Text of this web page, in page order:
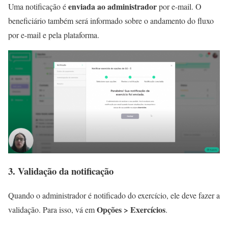
Uma notificação éenviada ao administradorpor e-mail. O
beneficiário também será informado sobre o andamento do fluxo
por e-mail e pela plataforma.
3. Validação da notificação
Quando o administrador é notificado do exercício, ele deve fazer a
validação. Para isso, vá emOpções > Exercícios.